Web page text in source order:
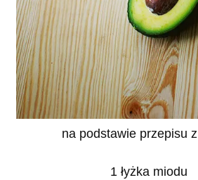
na podstawie przepisu z
1 łyżka miodu